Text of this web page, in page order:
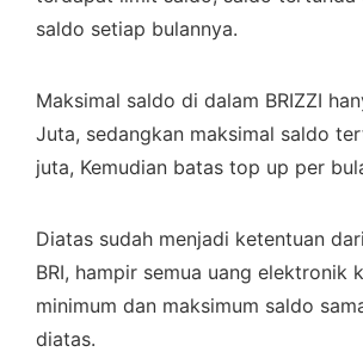
saldo setiap bulannya.
Maksimal saldo di dalam BRIZZI
Juta, sedangkan maksimal saldo
juta, Kemudian batas top up per
Diatas sudah menjadi ketentuan
BRI, hampir semua uang elektronik
minimum dan maksimum saldo
diatas.